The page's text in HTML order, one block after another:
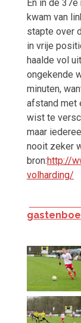
En in de 37e
kwam van
stapte over
in vrije
haalde vol
ongekende
minuten,
afstand met
wist te
maar
nooit zeker
bron:http://
volharding/